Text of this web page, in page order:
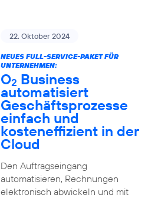
22. Oktober 2024
NEUES FULL-SERVICE-PAKET FÜR
UNTERNEHMEN:
O2 Business
automatisiert
Geschäftsprozesse
einfach und
kosteneffizient in der
Cloud
Den Auftragseingang
automatisieren, Rechnungen
elektronisch abwickeln und mit